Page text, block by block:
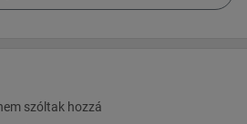
szóltak hozzá